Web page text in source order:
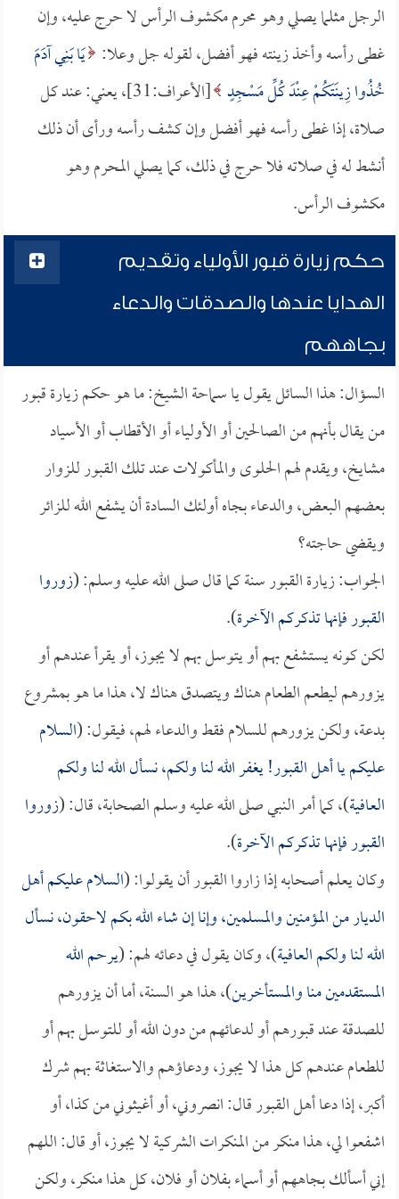
الرجل مثلما يصلي وهو محرم مكشوف الرأس لا حرج عليه، وإن
غطى رأسه وأخذ زينته فهو أفضل، لقوله جل وعلا: يَا بَنِي آدَمَ
خُذُوا زِينَتَكُمْ عِنْدَ كُلِّ مَسْجِدٍ
[الأعراف:31]، يعني: عند كل
صلاة، إذا غطى رأسه فهو أفضل وإن كشف رأسه ورأى أن ذلك
أنشط له في صلاته فلا حرج في ذلك، كما يصلي المحرم وهو
مكشوف الرأس.
حكم زيارة قبور الأولياء وتقديم
الهدايا عندها والصدقات والدعاء
بجاههم
السؤال: هذا السائل يقول يا سماحة الشيخ: ما هو حكم زيارة قبور
من يقال بأنهم من الصالحين أو الأولياء أو الأقطاب أو الأسياد
مشايخ، ويقدم لهم الحلوى والمأكولات عند تلك القبور للزوار
بعضهم البعض، والدعاء بجاه أولئك السادة أن يشفع الله للزائر
ويقضي حاجته؟
الجواب: زيارة القبور سنة كما قال صلى الله عليه وسلم: (زوروا
القبور فإنها تذكركم الآخرة).
لكن كونه يستشفع بهم أو يتوسل بهم لا يجوز، أو يقرأ عندهم أو
يزورهم ليطعم الطعام هناك ويتصدق هناك لا، هذا ما هو بمشروع
بدعة، ولكن يزورهم للسلام فقط والدعاء لهم، فيقول: (السلام
عليكم يا أهل القبور! يغفر الله لنا ولكم، نسأل الله لنا ولكم
العافية)، كما أمر النبي صلى الله عليه وسلم الصحابة، قال: (زوروا
القبور فإنها تذكركم الآخرة).
وكان يعلم أصحابه إذا زاروا القبور أن يقولوا: (السلام عليكم أهل
الديار من المؤمنين والمسلمين، وإنا إن شاء الله بكم لاحقون، نسأل
الله لنا ولكم العافية)، وكان يقول في دعائه لهم: (يرحم الله
المستقدمين منا والمستأخرين)، هذا هو السنة، أما أن يزورهم
للصدقة عند قبورهم أو لدعائهم من دون الله أو للتوسل بهم أو
للطعام عندهم كل هذا لا يجوز، ودعاؤهم والاستغاثة بهم شرك
أكبر، إذا دعا أهل القبور قال: انصروني، أو أغيثوني من كذا، أو
اشفعوا لي، هذا منكر من المنكرات الشركية لا يجوز، أو قال: اللهم
إني أسألك بجاههم أو أسماء بفلان أو فلان، كل هذا منكر، ولكن